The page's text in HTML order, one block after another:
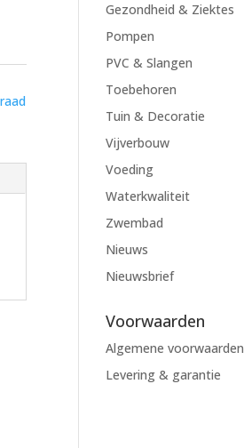
Gezondheid & Ziektes
Pompen
PVC & Slangen
Toebehoren
Tuin & Decoratie
Vijverbouw
Voeding
Waterkwaliteit
Zwembad
Nieuws
Nieuwsbrief
Voorwaarden
Algemene voorwaarden
Levering & garantie